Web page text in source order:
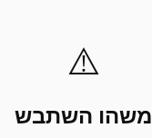
⚠️
משהו השתבש